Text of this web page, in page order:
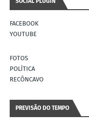
FACEBOOK
YOUTUBE
FOTOS
POLÍTICA
RECÔNCAVO
PREVISÃO DO TEMPO